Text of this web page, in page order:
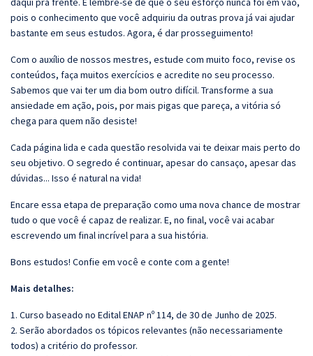
pois o conhecimento que você adquiriu da outras prova já vai ajudar
bastante em seus estudos. Agora, é dar prosseguimento!
Com o auxílio de nossos mestres, estude com muito foco, revise os
conteúdos, faça muitos exercícios e acredite no seu processo.
Sabemos que vai ter um dia bom outro difícil. Transforme a sua
ansiedade em ação, pois, por mais pigas que pareça, a vitória só
chega para quem não desiste!
Cada página lida e cada questão resolvida vai te deixar mais perto do
seu objetivo. O segredo é continuar, apesar do cansaço, apesar das
dúvidas... Isso é natural na vida!
Encare essa etapa de preparação como uma nova chance de mostrar
tudo o que você é capaz de realizar. E, no final, você vai acabar
escrevendo um final incrível para a sua história.
Bons estudos! Confie em você e conte com a gente!
Mais detalhes:
1. Curso baseado no Edital ENAP nº 114, de 30 de Junho de 2025.
2. Serão abordados os tópicos relevantes (não necessariamente
todos) a critério do professor.